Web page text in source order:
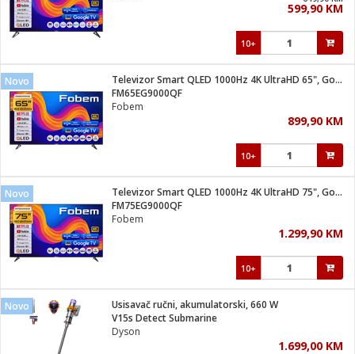
pribor
pribor
Vitrine
pribor
i kutije
599,90 KM
10+
Novo
Televizor Smart QLED 1000Hz 4K UltraHD 65", Google TV
FM65EG9000QF
Fobem
899,90 KM
10+
Novo
Televizor Smart QLED 1000Hz 4K UltraHD 75", Google TV
FM75EG9000QF
Fobem
1.299,90 KM
10+
Novo
Usisavač ručni, akumulatorski, 660 W
V15s Detect Submarine
Dyson
1.699,00 KM